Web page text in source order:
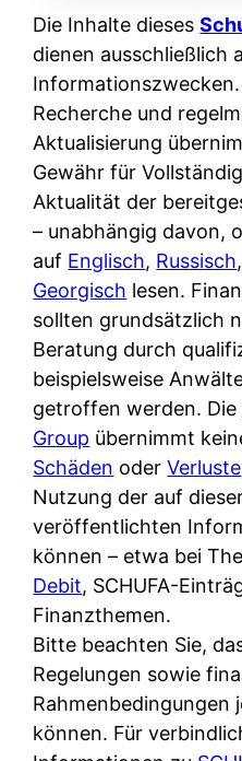
h
i
e
r
e
n
r
u
s
s
i
s
c
h
e
B
a
n
k
k
a
r
t
e
n
M
W
t
i
r
k
c
k
o
t
n
o
u
n
d
e
r
S
c
h
u
t
z
d
e
r
F
i
r
m
a
a
m
p
r
i
v
a
Die Inhalte dieses
dienen ausschließlich
Recherche und
Aktualisierung
Gewähr für
Aktualität der
– unabhängig davon,
auf Englisch, Russisch,
Georgisch lesen.
sollten grundsätzlich
Beratung durch
beispielsweise
getroffen werden. Die
Group übernimmt
Schäden oderVerluste
Nutzung der auf
veröffentlichten
können – etwa bei
Debit, SCHUFA-
Finanzthemen.
Bitte beachten Sie,
Regelungen sowie
Rahmenbedingungen
können. Für